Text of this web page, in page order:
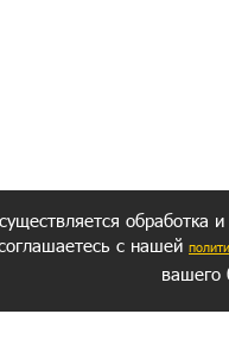
обработка
с нашей
вашего